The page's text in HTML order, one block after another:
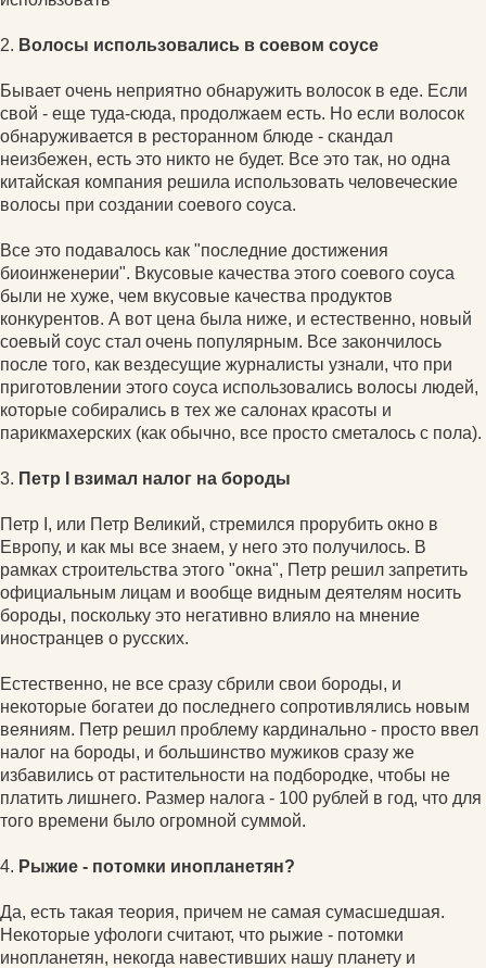
2. Волосы использовались в соевом соусе
Бывает очень неприятно обнаружить волосок в еде. Если
свой - еще туда-сюда, продолжаем есть. Но если волосок
обнаруживается в ресторанном блюде - скандал
неизбежен, есть это никто не будет. Все это так, но одна
китайская компания решила использовать человеческие
волосы при создании соевого соуса.
Все это подавалось как "последние достижения
биоинженерии". Вкусовые качества этого соевого соуса
были не хуже, чем вкусовые качества продуктов
конкурентов. А вот цена была ниже, и естественно, новый
соевый соус стал очень популярным. Все закончилось
после того, как вездесущие журналисты узнали, что при
приготовлении этого соуса использовались волосы людей,
которые собирались в тех же салонах красоты и
парикмахерских (как обычно, все просто сметалось с пола).
3. Петр I взимал налог на бороды
Петр I, или Петр Великий, стремился прорубить окно в
Европу, и как мы все знаем, у него это получилось. В
рамках строительства этого "окна", Петр решил запретить
официальным лицам и вообще видным деятелям носить
бороды, поскольку это негативно влияло на мнение
иностранцев о русских.
Естественно, не все сразу сбрили свои бороды, и
некоторые богатеи до последнего сопротивлялись новым
веяниям. Петр решил проблему кардинально - просто ввел
налог на бороды, и большинство мужиков сразу же
избавились от растительности на подбородке, чтобы не
платить лишнего. Размер налога - 100 рублей в год, что для
того времени было огромной суммой.
4. Рыжие - потомки инопланетян?
Да, есть такая теория, причем не самая сумасшедшая.
Некоторые уфологи считают, что рыжие - потомки
инопланетян, некогда навестивших нашу планету и